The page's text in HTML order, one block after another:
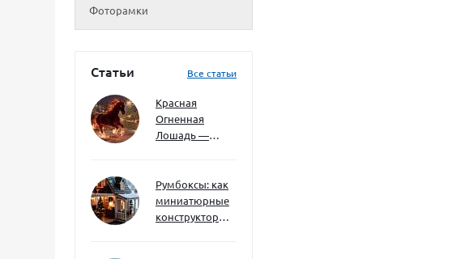
Фоторамки
Статьи Все статьи
Красная
Огненная
Лошадь —
ждать и как
подготовиться
Румбоксы: как
миниатюрные
конструкторы